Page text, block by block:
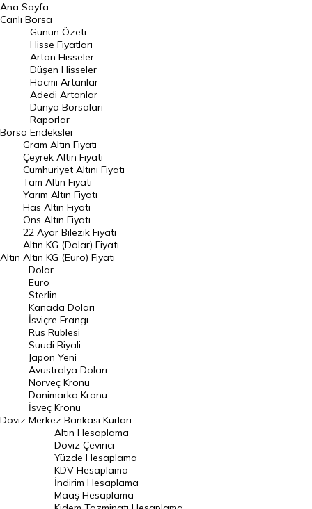
BIST 100 Hisseleri
En Çok Artan Hisseler
En Çok Düşen Hisseler
Hacmi Artanlar
Geçmiş Kapanışlar
Dünya Borsaları
Raporlar
Endeksler
DÖVİZ
Döviz Kuru
Dolar Kuru
Euro Kuru
Pound Kuru
Frank Kuru
Riyal Kuru
Avustralya Doları
Danimarka Kronu Kuru
Kanada Doları Kuru
Norveç Kronu Kuru
İsveç Kronu Kuru
Japon Yeni Kuru
Serbest Piyasa Döviz Kurları
Ana Sayfa
Canlı Borsa
Borsa
Günün Özeti
Hisse Fiyatları
Artan Hisseler
Düşen Hisseler
Hacmi Artanlar
Adedi Artanlar
Dünya Borsaları
Raporlar
Endeksler
Altın
Gram Altın Fiyatı
Çeyrek Altın Fiyatı
Cumhuriyet Altını Fiyatı
Tam Altın Fiyatı
Yarım Altın Fiyatı
Has Altın Fiyatı
Ons Altın Fiyatı
22 Ayar Bilezik Fiyatı
Altın KG (Dolar) Fiyatı
Altın KG (Euro) Fiyatı
Döviz
Dolar
Euro
Sterlin
Kanada Doları
İsviçre Frangı
Rus Rublesi
Suudi Riyali
Japon Yeni
Avustralya Doları
Norveç Kronu
Danimarka Kronu
İsveç Kronu
Merkez Bankası Kurlari
Altın Hesaplama
Döviz Çevirici
Yüzde Hesaplama
KDV Hesaplama
İndirim Hesaplama
Maaş Hesaplama